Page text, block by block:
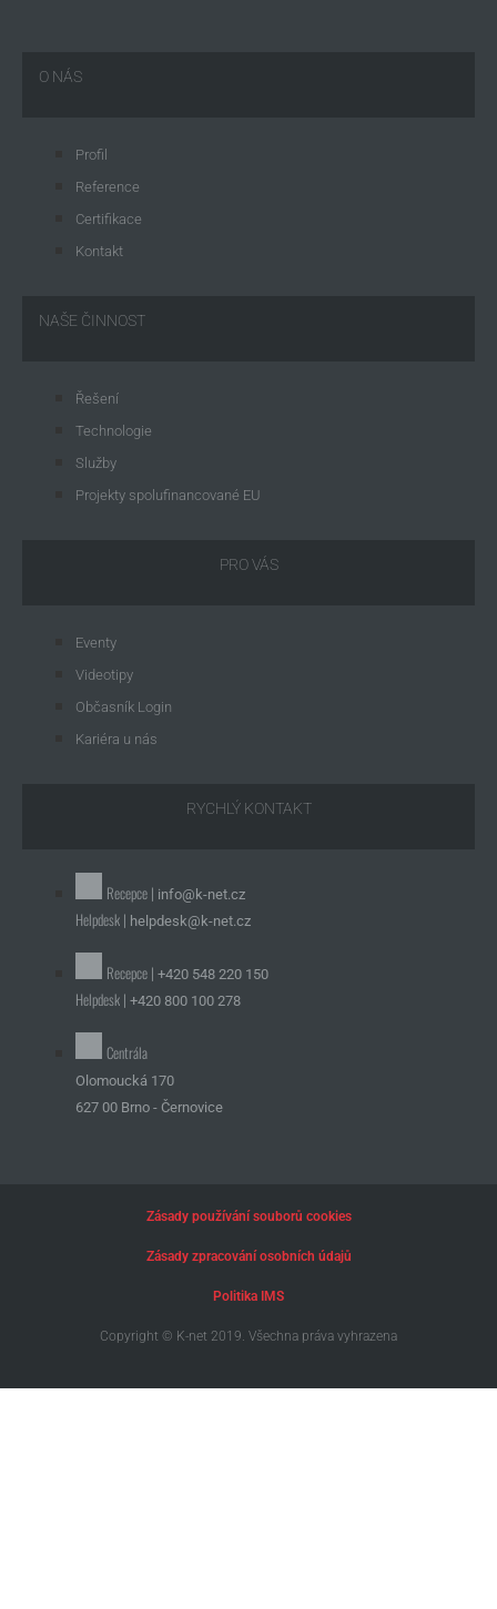
O NÁS
Profil
Reference
Certifikace
Kontakt
NAŠE ČINNOST
Řešení
Technologie
Služby
Projekty spolufinancované EU
PRO VÁS
Eventy
Videotipy
Občasník Login
Kariéra u nás
RYCHLÝ KONTAKT
Recepce | info@k-net.cz
Helpdesk | helpdesk@k-net.cz
Recepce | +420 548 220 150
Helpdesk | +420 800 100 278
Centrála
Olomoucká 170
627 00 Brno - Černovice
Zásady používání souborů cookies
Zásady zpracování osobních údajů
Politika IMS
Copyright © K-net 2019. Všechna práva vyhrazena